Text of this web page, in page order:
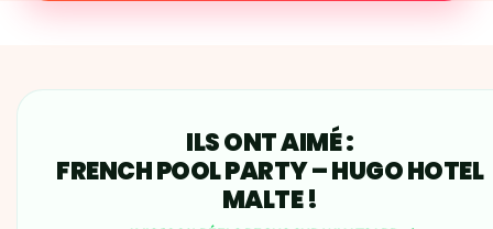
ILS ONT AIMÉ :
FRENCH POOL PARTY – HUGO HOTEL
MALTE !